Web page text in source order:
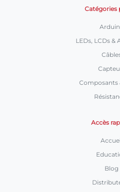
Catégories
LEDs, LCDs &
Composants
Accès
Blog